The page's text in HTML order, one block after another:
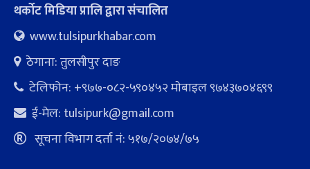
थर्कोट मिडिया प्रालि द्वारा संचालित
www.tulsipurkhabar.com
ठेगाना: तुलसीपुर दाङ
टेलिफोन: +९७७-०८२-५९०४५२ माेबाइल ९७४३७०४६९९
ई-मेल: tulsipurk@gmail.com
सूचना विभाग दर्ता नं: ५१७/२०७४/७५